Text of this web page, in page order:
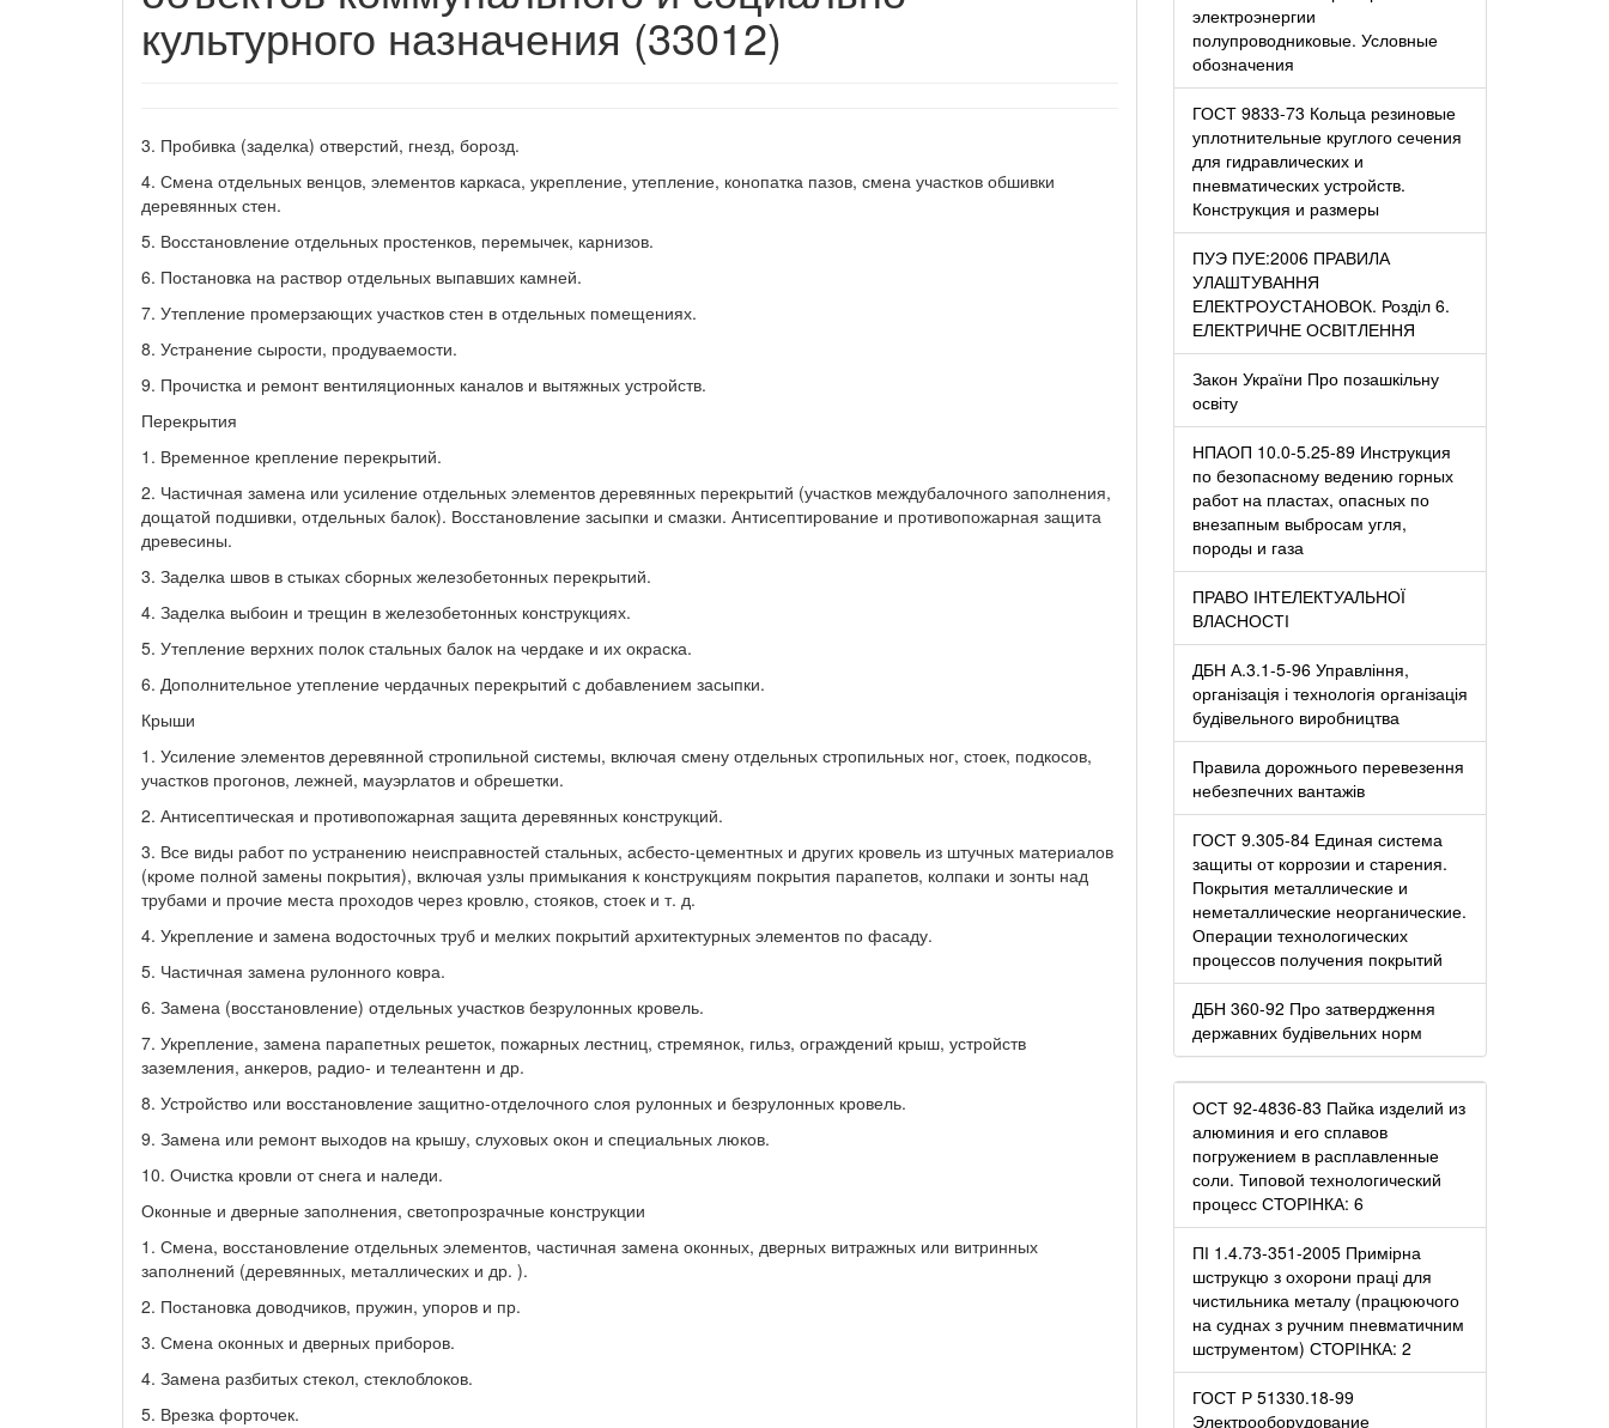
культурного назначения (33012)
3. Пробивка (заделка) отверстий, гнезд, борозд.
4. Смена отдельных венцов, элементов каркаса, укрепление, утепление, конопатка пазов, смена участков обшивки
деревянных стен.
5. Восстановление отдельных простенков, перемычек, карнизов.
6. Постановка на раствор отдельных выпавших камней.
7. Утепление промерзающих участков стен в отдельных помещениях.
8. Устранение сырости, продуваемости.
9. Прочистка и ремонт вентиляционных каналов и вытяжных устройств.
Перекрытия
1. Временное крепление перекрытий.
2. Частичная замена или усиление отдельных элементов деревянных перекрытий (участков междубалочного заполнения,
дощатой подшивки, отдельных балок). Восстановление засыпки и смазки. Антисептирование и противопожарная защита
древесины.
3. Заделка швов в стыках сборных железобетонных перекрытий.
4. Заделка выбоин и трещин в железобетонных конструкциях.
5. Утепление верхних полок стальных балок на чердаке и их окраска.
6. Дополнительное утепление чердачных перекрытий с добавлением засыпки.
Крыши
1. Усиление элементов деревянной стропильной системы, включая смену отдельных стропильных ног, стоек, подкосов,
участков прогонов, лежней, мауэрлатов и обрешетки.
2. Антисептическая и противопожарная защита деревянных конструкций.
3. Все виды работ по устранению неисправностей стальных, асбесто-цементных и других кровель из штучных материалов
(кроме полной замены покрытия), включая узлы примыкания к конструкциям покрытия парапетов, колпаки и зонты над
трубами и прочие места проходов через кровлю, стояков, стоек и т. д.
4. Укрепление и замена водосточных труб и мелких покрытий архитектурных элементов по фасаду.
5. Частичная замена рулонного ковра.
6. Замена (восстановление) отдельных участков безрулонных кровель.
7. Укрепление, замена парапетных решеток, пожарных лестниц, стремянок, гильз, ограждений крыш, устройств
заземления, анкеров, радио- и телеантенн и др.
8. Устройство или восстановление защитно-отделочного слоя рулонных и безрулонных кровель.
9. Замена или ремонт выходов на крышу, слуховых окон и специальных люков.
10. Очистка кровли от снега и наледи.
Оконные и дверные заполнения, светопрозрачные конструкции
1. Смена, восстановление отдельных элементов, частичная замена оконных, дверных витражных или витринных
заполнений (деревянных, металлических и др. ).
2. Постановка доводчиков, пружин, упоров и пр.
3. Смена оконных и дверных приборов.
4. Замена разбитых стекол, стеклоблоков.
5. Врезка форточек.
электроэнергии
полупроводниковые. Условные
обозначения
ГОСТ 9833-73 Кольца резиновые
уплотнительные круглого сечения
для гидравлических и
пневматических устройств.
Конструкция и размеры
ПУЭ ПУЕ:2006 ПРАВИЛА
УЛАШТУВАННЯ
ЕЛЕКТРОУСТАНОВОК. Розділ 6.
ЕЛЕКТРИЧНЕ ОСВІТЛЕННЯ
Закон України Про позашкільну
освіту
НПАОП 10.0-5.25-89 Инструкция
по безопасному ведению горных
работ на пластах, опасных по
внезапным выбросам угля,
породы и газа
ПРАВО ІНТЕЛЕКТУАЛЬНОЇ
ВЛАСНОСТІ
ДБН А.3.1-5-96 Управління,
організація і технологія організація
будівельного виробництва
Правила дорожнього перевезення
небезпечних вантажів
ГОСТ 9.305-84 Единая система
защиты от коррозии и старения.
Покрытия металлические и
неметаллические неорганические.
Операции технологических
процессов получения покрытий
ДБН 360-92 Про затвердження
державних будівельних норм
ОСТ 92-4836-83 Пайка изделий из
алюминия и его сплавов
погружением в расплавленные
соли. Типовой технологический
процесс СТОРІНКА: 6
ПІ 1.4.73-351-2005 Примірна
шструкцю з охорони праці для
чистильника металу (працюючого
на суднах з ручним пневматичним
шструментом) СТОРІНКА: 2
ГОСТ Р 51330.18-99
Электрооборудование